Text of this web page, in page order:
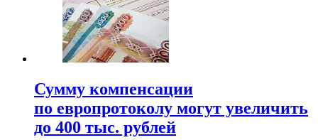
Сумму компенсации
по европротоколу могут увеличить
до 400 тыс. рублей